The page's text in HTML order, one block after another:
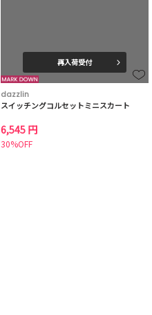
再入荷受付
dazzlin
スイッチングコルセットミニスカート
6,545 円
30%OFF